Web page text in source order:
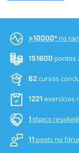
>10000ºno
151800 pontos
62cursos
1221 exercícios
1 tópico
11 posts no